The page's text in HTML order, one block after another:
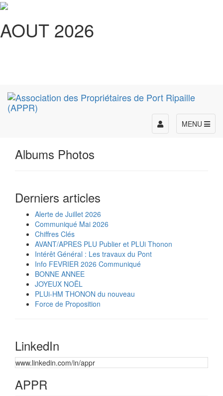
AOUT 2026
MENU
Toggle
navigation
Albums Photos
Derniers articles
Alerte de Juillet 2026
Communiqué Mai 2026
Chiffres Clés
AVANT/APRES PLU Publier et PLUi Thonon
Intérêt Général : Les travaux du Pont
Info FEVRIER 2026 Communiqué
BONNE ANNEE
JOYEUX NOËL
PLUi-HM THONON du nouveau
Force de Proposition
LinkedIn
www.linkedin.com/in/appr
APPR